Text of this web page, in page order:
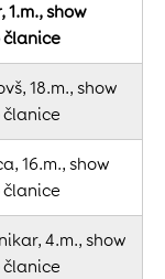
1.m., show
članice
18.m., show
članice
16.m., show
članice
4.m., show
članice